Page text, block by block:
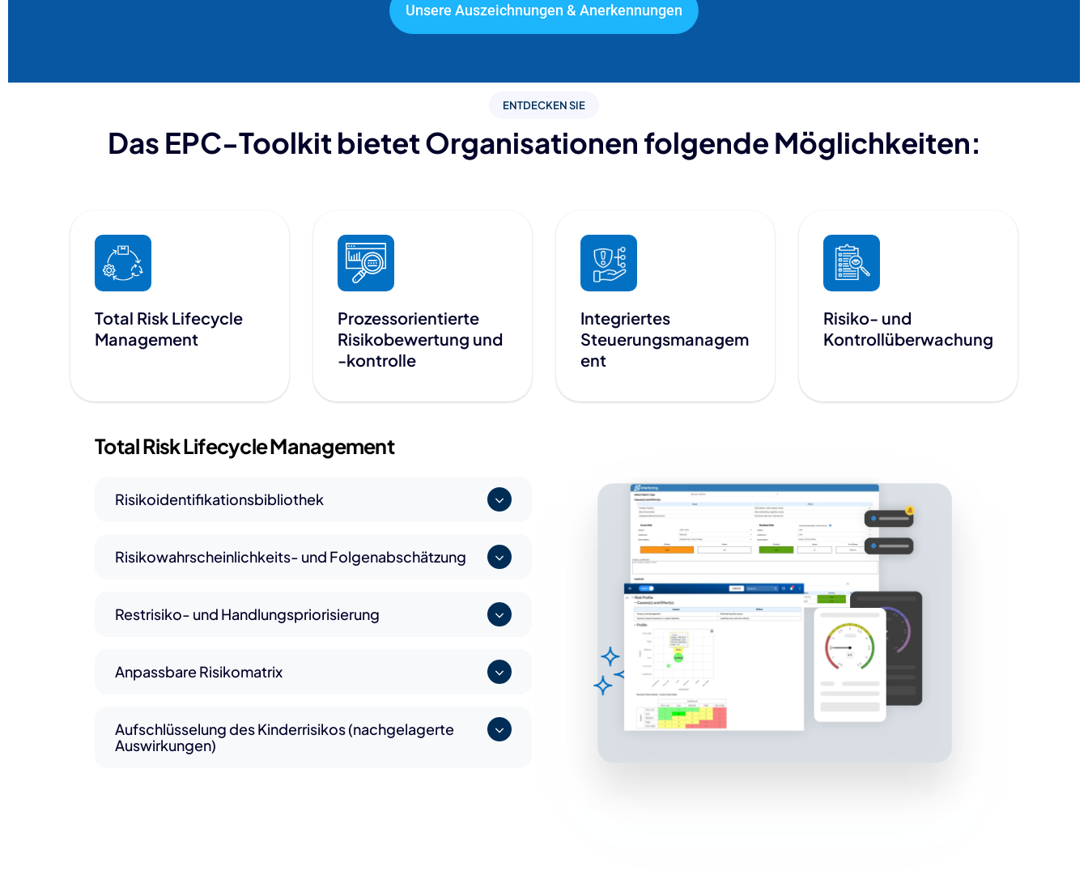
Unsere Auszeichnungen & Anerkennungen
ENTDECKEN SIE
Das EPC-Toolkit bietet Organisationen folgende Möglichkeiten:
Total Risk Lifecycle
Management
Prozessorientierte
Risikobewertung und
-kontrolle
Integriertes
Steuerungsmanagem
ent
Risiko- und
Kontrollüberwachung
Total RiskLifecycle Management
Risikoidentifikationsbibliothek
Risikowahrscheinlichkeits- und Folgenabschätzung
Restrisiko- und Handlungspriorisierung
Anpassbare Risikomatrix
Aufschlüsselung des Kinderrisikos (nachgelagerte
Auswirkungen)